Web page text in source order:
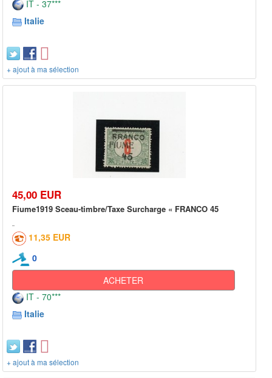
IT - 37***
Italie
+ ajout à ma sélection
45,00 EUR
Fiume1919 Sceau-timbre/Taxe Surcharge « FRANCO 45
11,35 EUR
0
ACHETER
IT - 70***
Italie
+ ajout à ma sélection